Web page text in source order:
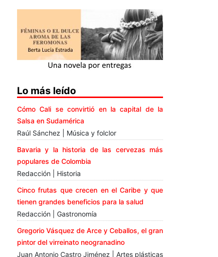
Lo más leído
Cómo Cali se convirtió en la capital de la
Salsa en Sudamérica
Raúl Sánchez | Música y folclor
Bavaria y la historia de las cervezas más
populares de Colombia
Redacción | Historia
Cinco frutas que crecen en el Caribe y que
tienen grandes beneficios para la salud
Redacción | Gastronomía
Gregorio Vásquez de Arce y Ceballos, el gran
pintor del virreinato neogranadino
Juan Antonio Castro Jiménez | Artes plásticas